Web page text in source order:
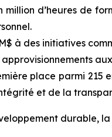
d’heures de
à des initiatives
place parmi 215
et de la
durable,